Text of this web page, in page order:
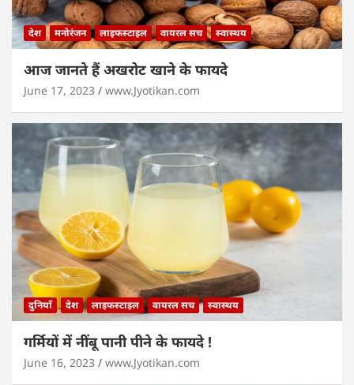
देश मनोरंजन लाइफस्टाइल वायरल सच स्वास्थय
आज जानते हैं अखरोट खाने के फायदे
June 17, 2023 www.Jyotikan.com
दुनियाँ देश लाइफस्टाइल वायरल सच स्वास्थय
गर्मियों में नींबू पानी पीने के फायदे !
June 16, 2023 www.Jyotikan.com